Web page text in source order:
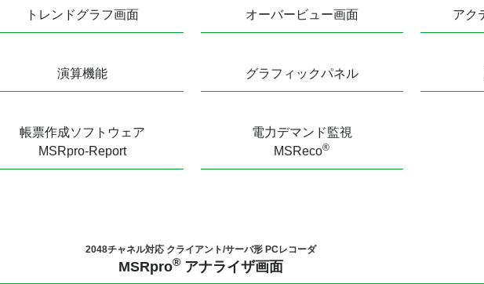
トレンドグラフ画面 オーバービュー画面 アク
演算機能 グラフィックパネル
帳票作成ソフトウェア
MSRpro-Report
電力デマンド監視
MSReco®
2048チャネル対応 クライアント/サーバ形 PCレコーダ
MSRpro® アナライザ画面